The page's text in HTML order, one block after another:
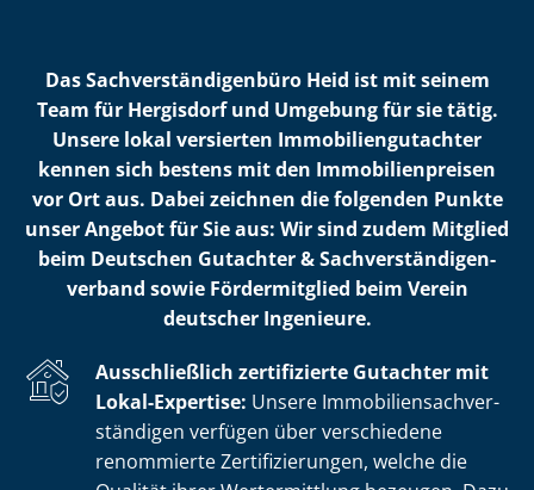
Das Sach­ver­stän­di­gen­bü­ro Heid ist mit seinem
Team für Hergisdorf und Umgebung für sie tätig.
Unsere lokal versierten Im­mo­bi­li­en­gut­ach­ter
kennen sich bestens mit den Im­mo­bi­li­en­prei­sen
vor Ort aus. Dabei zeichnen die folgenden Punkte
unser Angebot für Sie aus: Wir sind zudem Mitglied
beim Deutschen Gutachter & Sach­ver­stän­di­gen­
ver­band sowie Fördermitglied beim Verein
deutscher Ingenieure.
Ausschließlich zertifizierte Gutachter mit
Lokal-Expertise: Unsere Im­mo­bi­li­en­sach­ver­
stän­di­gen verfügen über verschiedene
renommierte Zer­ti­fi­zie­run­gen, welche die